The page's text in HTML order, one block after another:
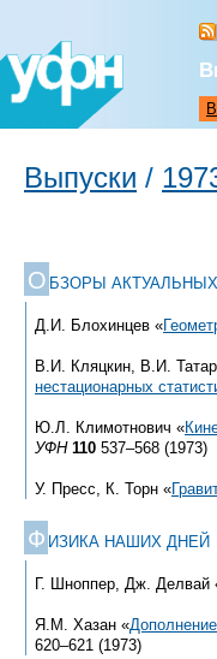
Выпуски /
О БЗОРЫ
Д.И. Блохинцев «
В.И. Кляцкин, В.И.
нестационарных
Ю.Л. Климотнович «
УФН 110 537–568 (1973)
У. Пресс, К. Торн «
Ф ИЗИКА НАШИХ ДНЕЙ
Г. Шноппер, Дж. Делвай
Я.М. Хазан «
620–621 (1973)